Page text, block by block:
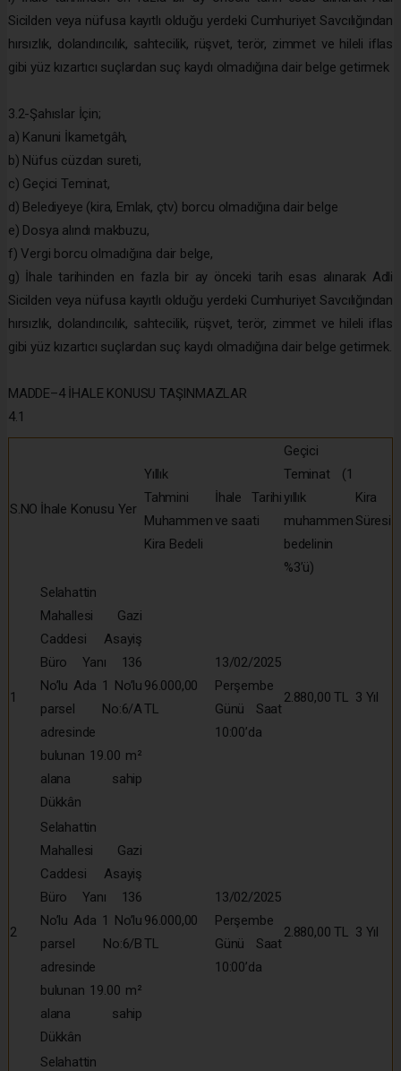
Sicilden veya nüfusa kayıtlı olduğu yerdeki Cumhuriyet Savcılığından
hırsızlık, dolandırıcılık, sahtecilik, rüşvet, terör, zimmet ve hileli iflas
gibi yüz kızartıcı suçlardan suç kaydı olmadığına dair belge getirmek
3.2-Şahıslar İçin;
a) Kanuni İkametgâh,
b) Nüfus cüzdan sureti,
c) Geçici Teminat,
d) Belediyeye (kira, Emlak, çtv) borcu olmadığına dair belge
e) Dosya alındı makbuzu,
f) Vergi borcu olmadığına dair belge,
g) İhale tarihinden en fazla bir ay önceki tarih esas alınarak Adli
Sicilden veya nüfusa kayıtlı olduğu yerdeki Cumhuriyet Savcılığından
hırsızlık, dolandırıcılık, sahtecilik, rüşvet, terör, zimmet ve hileli iflas
gibi yüz kızartıcı suçlardan suç kaydı olmadığına dair belge getirmek.
MADDE–4 İHALE KONUSU TAŞINMAZLAR
4.1
S.NO İhale Konusu Yer
Yıllık
Tahmini
Muhammen
Kira Bedeli
İhale Tarihi
ve saati
Geçici
Teminat (1
yıllık
muhammen
bedelinin
%3’ü)
Kira
Süresi
1
Selahattin
Mahallesi Gazi
Caddesi Asayiş
Büro Yanı 136
No’lu Ada 1 No’lu
parsel No:6/A
adresinde
bulunan 19.00 m²
alana sahip
Dükkân
96.000,00
TL
13/02/2025
Perşembe
Günü Saat
10:00’da
2.880,00 TL 3 Yıl
2
Selahattin
Mahallesi Gazi
Caddesi Asayiş
Büro Yanı 136
No’lu Ada 1 No’lu
parsel No:6/B
adresinde
bulunan 19.00 m²
alana sahip
Dükkân
96.000,00
TL
13/02/2025
Perşembe
Günü Saat
10:00’da
2.880,00 TL 3 Yıl
Selahattin